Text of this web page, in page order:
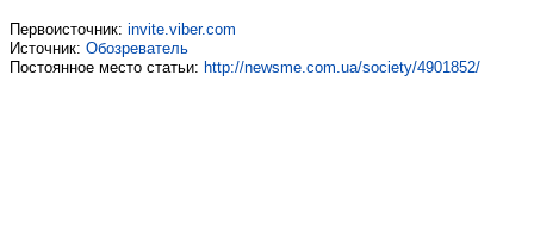
Первоисточник: invite.viber.com
Источник: Обозреватель
Постоянное место статьи: http://newsme.com.ua/society/4901852/